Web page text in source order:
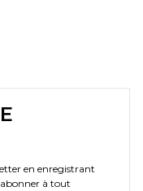
en enregistrant
à tout